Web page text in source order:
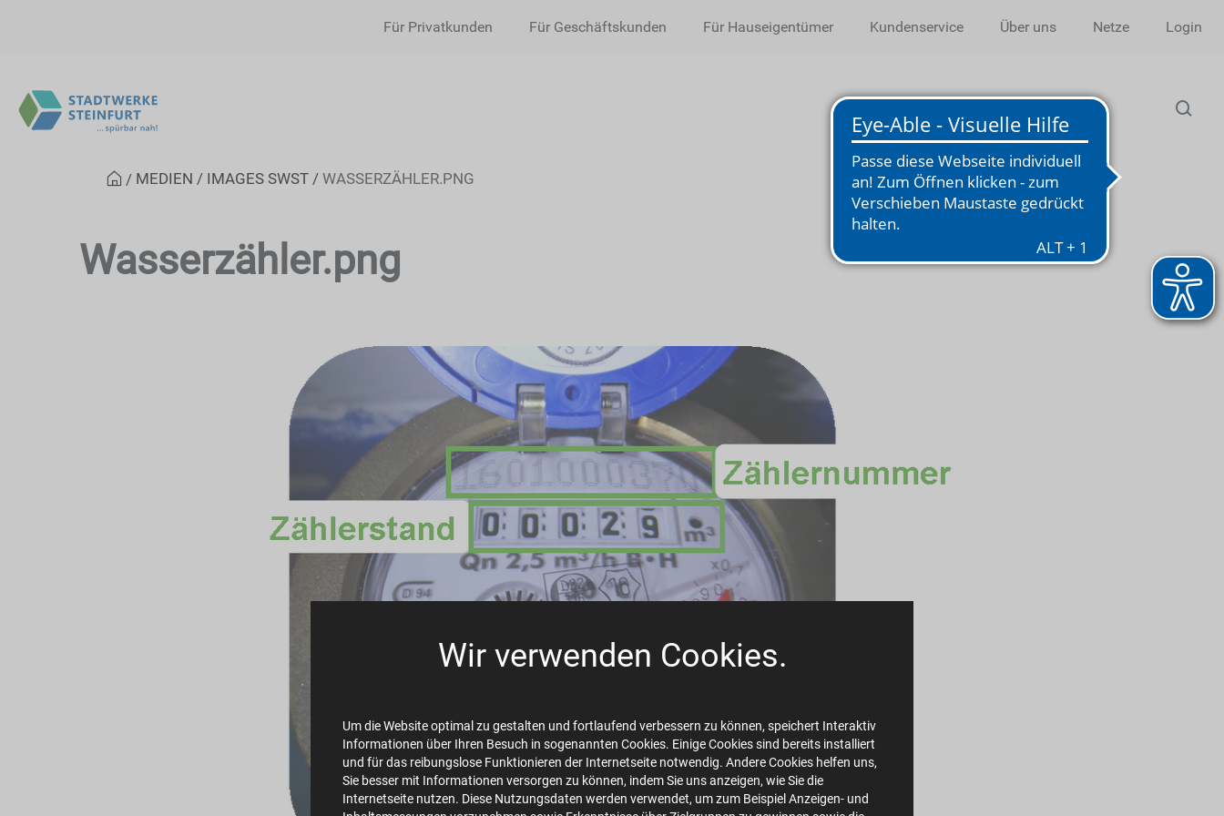
Wir verwenden Cookies.
Um die Website optimal zu gestalten und fortlaufend verbessern zu können, speichert Interaktiv
Informationen über Ihren Besuch in sogenannten Cookies. Einige Cookies sind bereits installiert
und für das reibungslose Funktionieren der Internetseite notwendig. Andere Cookies helfen uns,
Sie besser mit Informationen versorgen zu können, indem Sie uns anzeigen, wie Sie die
Internetseite nutzen. Diese Nutzungsdaten werden verwendet, um zum Beispiel Anzeigen- und
Für Privatkunden Für Geschäftskunden Für Hauseigentümer Kundenservice Über uns Netze Login
MEDIEN IMAGES SWST WASSERZÄHLER.PNG
Wasserzähler.png